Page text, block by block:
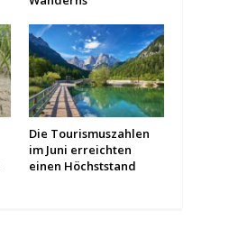
Die Tourismuszahlen
im Juni erreichten
einen Höchststand